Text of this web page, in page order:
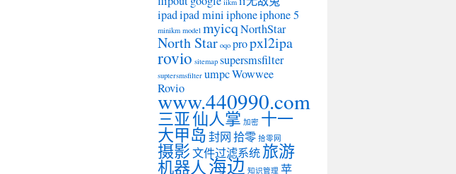
iikm
ipadipad miniiphoneiphone 5
minikm model myicqNorthStar
North Star oqo propxl2ipa
rovio sitemap supersmsfilter
suptersmsfilter umpcWowwee
Rovio
www.440990.com
三亚仙人掌 加密 十一
大甲岛封网拾零 拾零网
摄影文件过滤系统旅游
机器人 海边 知识管理 苹